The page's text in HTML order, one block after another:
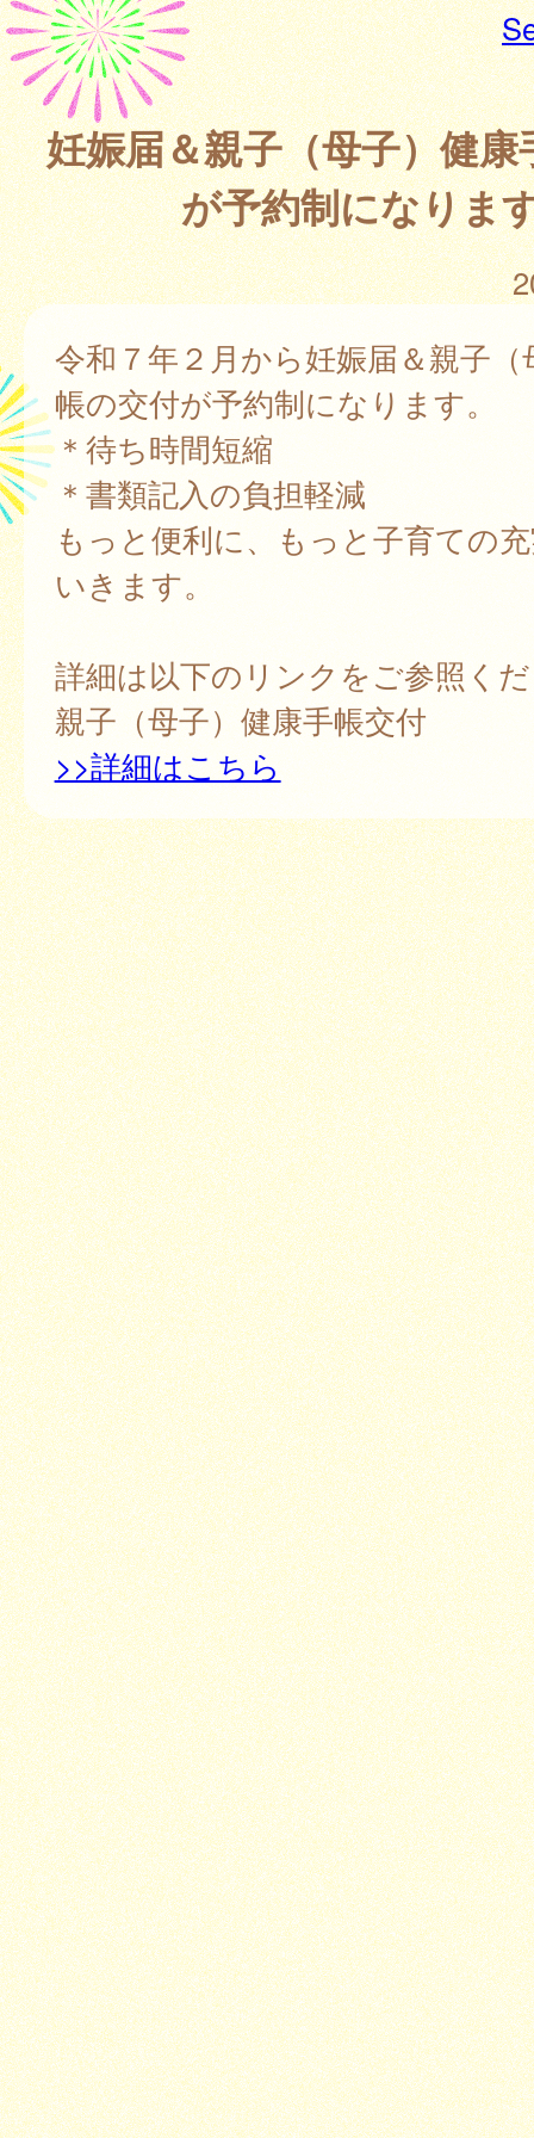
妊娠届＆親子（母子）健
が予約制になりま
令和７年２月から妊娠届＆親子（
帳の交付が予約制になります。
＊待ち時間短縮
＊書類記入の負担軽減
もっと便利に、もっと子育ての
いきます。
詳細は以下のリンクをご参照く
親子（母子）健康手帳交付
>>詳細はこちら